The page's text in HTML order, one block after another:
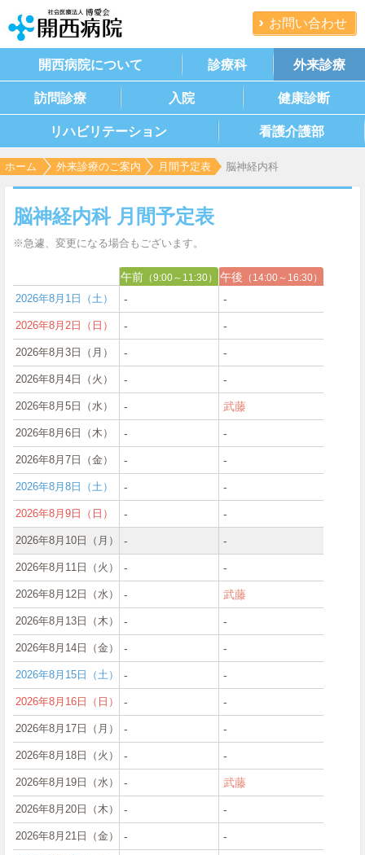
お問い合わせ
開西病院について 診療科 外来診療
訪問診療 入院 健康診断
リハビリテーション 看護介護部
ホーム 外来診療のご案内 月間予定表 脳神経内科
脳神経内科 月間予定表
※急遽、変更になる場合もございます。
午前 （9:00～11:30） 午後 （14:00～16:30）
2026年8月1日（土） ‐ ‐
2026年8月2日（日） ‐ ‐
2026年8月3日（月） ‐ ‐
2026年8月4日（火） ‐ ‐
2026年8月5日（水） ‐ 武藤
2026年8月6日（木） ‐ ‐
2026年8月7日（金） ‐ ‐
2026年8月8日（土） ‐ ‐
2026年8月9日（日） ‐ ‐
2026年8月10日（月） ‐ ‐
2026年8月11日（火） ‐ ‐
2026年8月12日（水） ‐ 武藤
2026年8月13日（木） ‐ ‐
2026年8月14日（金） ‐ ‐
2026年8月15日（土） ‐ ‐
2026年8月16日（日） ‐ ‐
2026年8月17日（月） ‐ ‐
2026年8月18日（火） ‐ ‐
2026年8月19日（水） ‐ 武藤
2026年8月20日（木） ‐ ‐
2026年8月21日（金） ‐ ‐